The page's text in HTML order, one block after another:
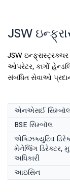
JSW
JSW ઇન્ફ્રાસ્ટ્રક્ચર
ઓપરેટર, કાર્ગો
સંબંધિત સેવાઓ
એનએસઈ
BSE સિમ્બૉલ
એક્ઝિક્યુટિવ
મેનેજિંગ ડિરેક્ટર,
અધિકારી
આઇસિન